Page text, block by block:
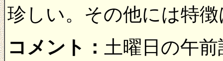
珍しい。その他には特
コメント： 土曜日の午